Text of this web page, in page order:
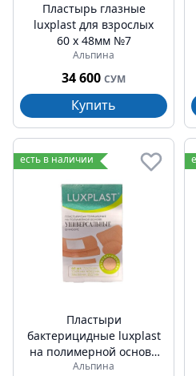
Пластырь глазные
luxplast для взрослых
60 х 48мм №7
Альпина
34 600 СУМ
Купить
есть в наличии
Пластыри
бактерицидные luxplast
на полимерной основе
универсальные №40
Альпина